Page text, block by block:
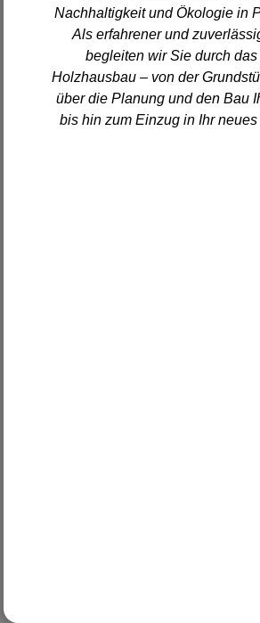
Nachhaltigkeit und Ökologie in
Als erfahrener und
begleiten wir Sie durch
Holzhausbau – von der
über die Planung und den Bau
bis hin zum Einzug in Ihr